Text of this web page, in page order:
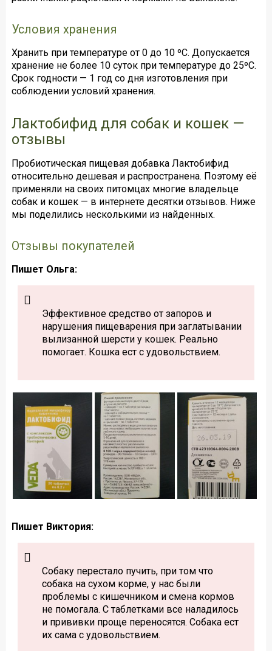
Условия хранения
Хранить при температуре от 0 до 10 ºС. Допускается
хранение не более 10 суток при температуре до 25ºС.
Срок годности — 1 год со дня изготовления при
соблюдении условий хранения.
Лактобифид для собак и кошек —
отзывы
Пробиотическая пищевая добавка Лактобифид
относительно дешевая и распространена. Поэтому её
применяли на своих питомцах многие владельце
собак и кошек — в интернете десятки отзывов. Ниже
мы поделились несколькими из найденных.
Отзывы покупателей
Пишет Ольга:
Эффективное средство от запоров и
нарушения пищеварения при заглатывании
вылизанной шерсти у кошек. Реально
помогает. Кошка ест с удовольствием.
Пишет Виктория:
Собаку перестало пучить, при том что
собака на сухом корме, у нас были
проблемы с кишечником и смена кормов
не помогала. С таблетками все наладилось
и прививки проще переносятся. Собака ест
их сама с удовольствием.